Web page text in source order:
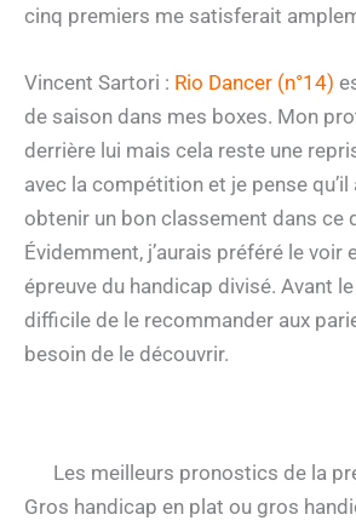
cinq premiers me satisferait
Vincent Sartori : Rio Dancer (n°14)
de saison dans mes boxes. Mon
derrière lui mais cela reste une
avec la compétition et je pense qu’il
obtenir un bon classement dans ce
Évidemment, j’aurais préféré le voir
épreuve du handicap divisé. Avant le
difficile de le recommander aux
besoin de le découvrir.
Les meilleurs pronostics de la
Gros handicap en plat ou gros